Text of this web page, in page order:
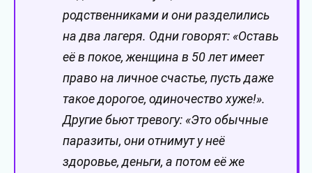
родственниками и они разделились
на два лагеря. Одни говорят: «Оставь
её в покое, женщина в 50 лет имеет
право на личное счастье, пусть даже
такое дорогое, одиночество хуже!».
Другие бьют тревогу: «Это обычные
паразиты, они отнимут у неё
здоровье, деньги, а потом её же